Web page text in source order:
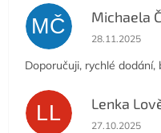
MČ Michaela
Hodnocení
28.11.2025
Doporučuji, rychlé dodání,
LL Lenka
Hodnocení
27.10.2025